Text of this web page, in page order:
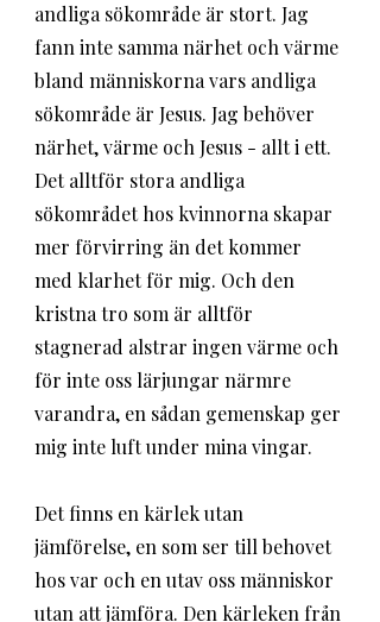
andliga sökområde är stort. Jag
fann inte samma närhet och värme
bland människorna vars andliga
sökområde är Jesus. Jag behöver
närhet, värme och Jesus - allt i ett.
Det alltför stora andliga
sökområdet hos kvinnorna skapar
mer förvirring än det kommer
med klarhet för mig. Och den
kristna tro som är alltför
stagnerad alstrar ingen värme och
för inte oss lärjungar närmre
varandra, en sådan gemenskap ger
mig inte luft under mina vingar.
Det finns en kärlek utan
jämförelse, en som ser till behovet
hos var och en utav oss människor
utan att jämföra. Den kärleken från